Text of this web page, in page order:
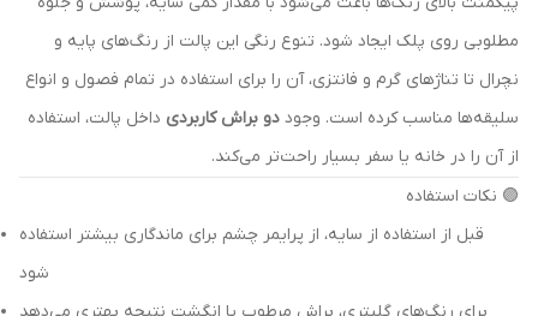
مطلوبی روی پلک ایجاد شود. تنوع رنگی این پالت از رنگ‌های پایه و
نچرال تا تناژهای گرم و فانتزی، آن را برای استفاده در تمام فصول و انواع
سلیقه‌ها مناسب کرده است. وجود دو براش کاربردی داخل پالت، استفاده
از آن را در خانه یا سفر بسیار راحت‌تر می‌کند.
🟣 نکات استفاده
قبل از استفاده از سایه، از پرایمر چشم برای ماندگاری بیشتر استفاده
شود